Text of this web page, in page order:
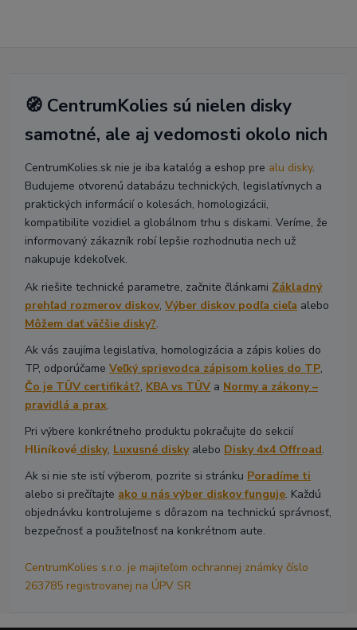
🧭 CentrumKolies sú nielen disky
samotné, ale aj vedomosti okolo nich
CentrumKolies.sk nie je iba katalóg a eshop pre alu disky.
Budujeme otvorenú databázu technických, legislatívnych a
praktických informácií o kolesách, homologizácii,
kompatibilite vozidiel a globálnom trhu s diskami. Veríme, že
informovaný zákazník robí lepšie rozhodnutia nech už
nakupuje kdekoľvek.
Ak riešite technické parametre, začnite článkami Základný
prehľad rozmerov diskov,Výber diskov podľa cieľa alebo
Môžem dať väčšie disky?.
Ak vás zaujíma legislatíva, homologizácia a zápis kolies do
TP, odporúčameVeľký sprievodca zápisom kolies do TP,
Čo je TÜV certifikát?, KBA vs TÜV a Normy a zákony –
pravidlá a prax.
Pri výbere konkrétneho produktu pokračujte do sekcií
Hliníkové disky, Luxusné diskyalebo Disky 4x4 Offroad.
Ak si nie ste istí výberom, pozrite si stránku Poradíme ti
alebo si prečítajte ako u nás výber diskov funguje. Každú
objednávku kontrolujeme s dôrazom na technickú správnosť,
bezpečnosť a použiteľnosť na konkrétnom aute.
CentrumKolies s.r.o. je majiteľom ochrannej známky číslo
263785 registrovanej na ÚPV SR